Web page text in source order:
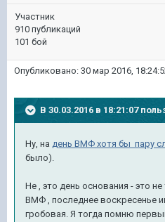
Участник
910 публикаций
101 бой
Опубликовано: 30 мар 2016,
В 30.03.2016 в 18:21:07
Ну, на день ВМФ хотя бы пару
было).
Не , это день основания - это
ВМФ , последнее воскресенье
гробовая. Я тогда помню